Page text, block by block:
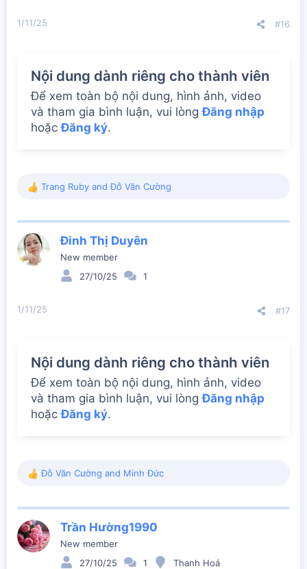
1/11/25 #16
Nội dung dành riêng cho thành viên
Để xem toàn bộ nội dung, hình ảnh, video
và tham gia bình luận, vui lòngĐăng nhập
hoặcĐăng ký.
R
t
i
o
Trang Ruby andĐỗ Văn Cường
Đinh Thị Duyên
New member
27/10/25
1
1/11/25 #17
Nội dung dành riêng cho thành viên
Để xem toàn bộ nội dung, hình ảnh, video
và tham gia bình luận, vui lòngĐăng nhập
hoặcĐăng ký.
R
t
i
o
Đỗ Văn Cường and Minh Đức
Trần Hường1990
New member
27/10/25
1 Thanh Hoá